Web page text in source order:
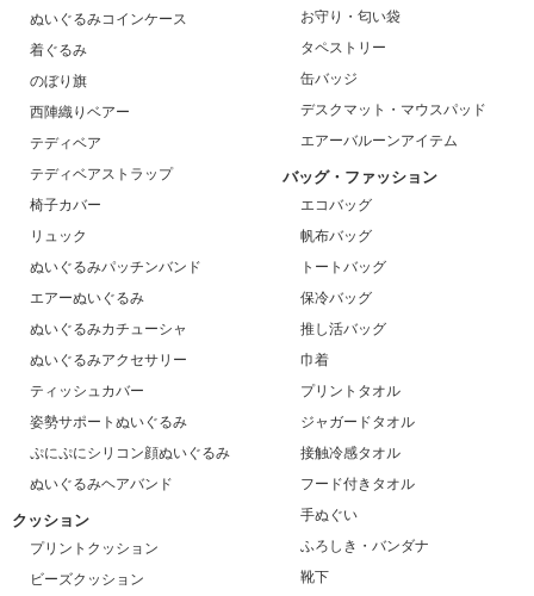
ぬいぐるみコインケース
着ぐるみ
のぼり旗
西陣織りベアー
テディベア
テディベアストラップ
椅子カバー
リュック
ぬいぐるみパッチンバンド
エアーぬいぐるみ
ぬいぐるみカチューシャ
ぬいぐるみアクセサリー
ティッシュカバー
姿勢サポートぬいぐるみ
ぷにぷにシリコン顔ぬいぐるみ
ぬいぐるみヘアバンド
クッション
プリントクッション
ビーズクッション
お守り・匂い袋
タペストリー
缶バッジ
デスクマット・マウスパッド
エアーバルーンアイテム
バッグ・ファッション
エコバッグ
帆布バッグ
トートバッグ
保冷バッグ
推し活バッグ
巾着
プリントタオル
ジャガードタオル
接触冷感タオル
フード付きタオル
手ぬぐい
ふろしき・バンダナ
靴下